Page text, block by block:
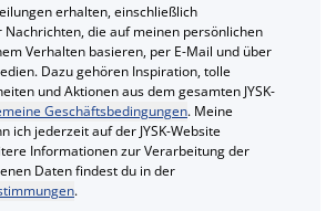
erhalten, einschließlich
die auf meinen persönlichen
Verhalten basieren, per E-Mail und über
Dazu gehören Inspiration, tolle
und Aktionen aus dem gesamten JYSK-
Geschäftsbedingungen. Meine
ich jederzeit auf der JYSK-Website
Informationen zur Verarbeitung der
Daten findest du in der
.